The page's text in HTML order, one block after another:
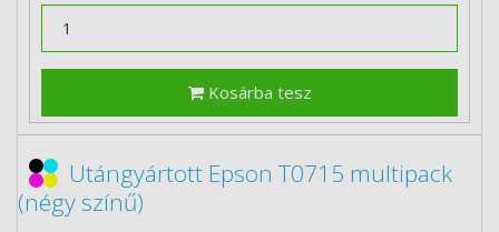
Kosárba tesz
Utángyártott Epson T0715 multipack
(négy színű)